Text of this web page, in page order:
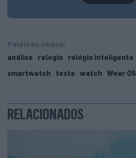
Palavras-chave:
análise
relogio relógio inteligente
smartwatch
teste watch Wear OS
RELACIONADOS